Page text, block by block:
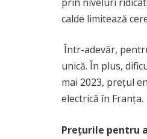
calde limitează
Într-adevăr,
unică. În plus,
mai 2023, prețul
electrică în Franța.
Prețurile pentru